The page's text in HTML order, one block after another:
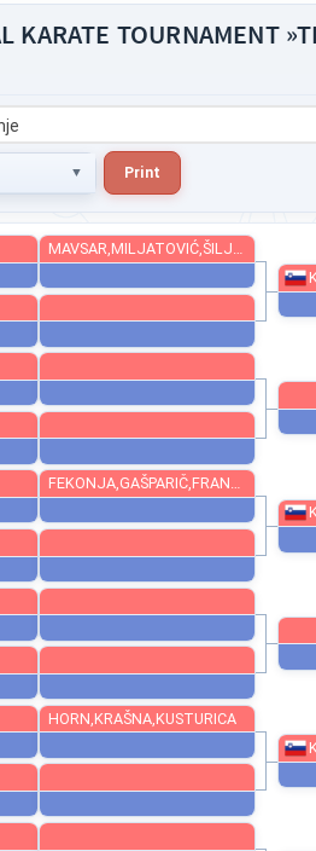
KARATE TOURNAMENT
Print
MAVSAR,MILJATOVIĆ,ŠILJEGOVIČ
FEKONJA,GAŠPARIČ,FRANGEŽ
HORN,KRAŠNA,KUSTURICA